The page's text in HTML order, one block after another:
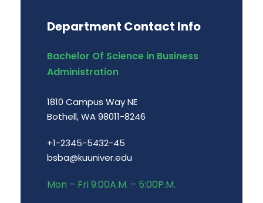
Department Contact Info
Bachelor Of Science in Business
Administration
1810 Campus Way NE
Bothell, WA 98011-8246
+1-2345-5432-45
bsba@kuuniver.edu
Mon – Fri 9:00A.M. – 5:00P.M.